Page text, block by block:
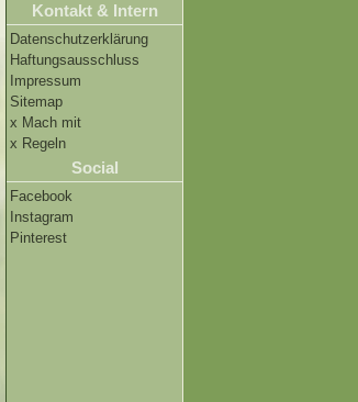
Kontakt & Intern
Datenschutzerklärung
Haftungsausschluss
Impressum
Sitemap
x Mach mit
x Regeln
Social
Facebook
Instagram
Pinterest